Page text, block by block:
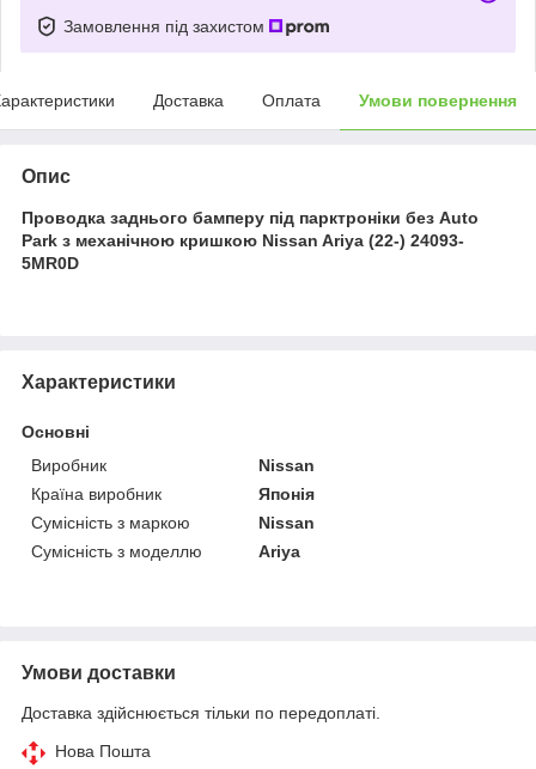
Замовлення під захистом
Доставка Оплата Умови повернення
Опис
Проводка заднього бамперу під парктроніки без Auto
Park з механічною кришкою Nissan Ariya (22-) 24093-
5MR0D
Характеристики
Основні
Виробник
Nissan
Країна виробник
Японія
Сумісність з маркою
Nissan
Сумісність з моделлю
Ariya
Умови доставки
Доставка здійснюється тільки по передоплаті.
Нова Пошта